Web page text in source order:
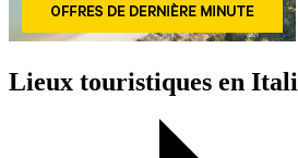
Lieux touristiques en